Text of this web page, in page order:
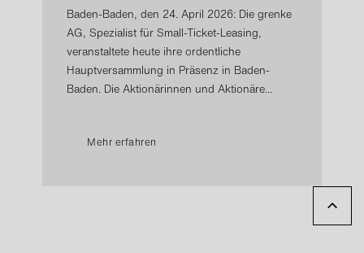
Baden-Baden, den 24. April 2026: Die grenke
AG, Spezialist für Small-Ticket-Leasing,
veranstaltete heute ihre ordentliche
Hauptversammlung in Präsenz in Baden-
Baden. Die Aktionärinnen und Aktionäre...
Mehr erfahren